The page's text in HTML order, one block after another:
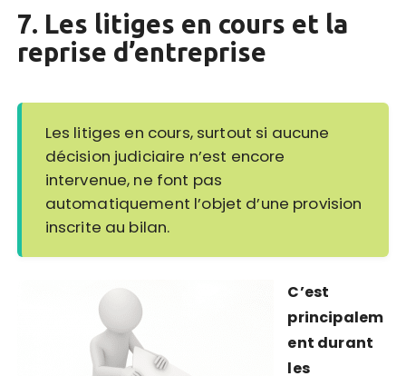
7. Les litiges en cours et la
reprise d’entreprise
Les litiges en cours, surtout si aucune
décision judiciaire n’est encore
intervenue, ne font pas
automatiquement l’objet d’une provision
inscrite au bilan.
C’est
principalem
ent durant
les